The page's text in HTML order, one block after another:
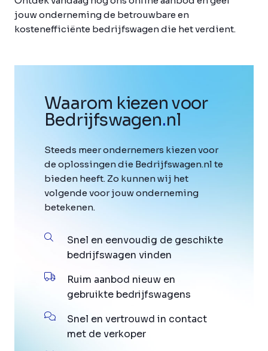
jouw onderneming de betrouwbare en
kostenefficiënte bedrijfswagen die het verdient.
Waarom kiezen voor
Bedrijfswagen.nl
Steeds meer ondernemers kiezen voor
de oplossingen die Bedrijfswagen.nl te
bieden heeft. Zo kunnen wij het
volgende voor jouw onderneming
betekenen.
Snel en eenvoudig de geschikte
bedrijfswagen vinden
Ruim aanbod nieuw en
gebruikte bedrijfswagens
Snel en vertrouwd in contact
met de verkoper